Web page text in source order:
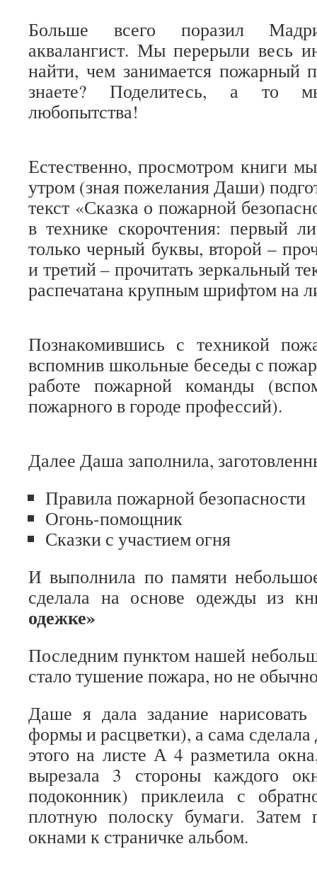
Больше всего поразил
аквалангист. Мы перерыли весь
найти, чем занимается пожарный
знаете? Поделитесь, а то
любопытства!
Естественно, просмотром книги
утром (зная пожелания Даши)
текст «Сказка о пожарной
в технике скорочтения: первый
только черный буквы, второй –
и третий – прочитать зеркальный
распечатана крупным шрифтом на
Познакомившись с техникой
вспомнив школьные беседы с
работе пожарной команды
пожарного в городе профессий).
Далее Даша заполнила,
Правила пожарной безопасности
Огонь-помощник
Сказки с участием огня
И выполнила по памяти
сделала на основе одежды из
одежке»
Последним пунктом нашей
стало тушение пожара, но не
Даше я дала задание
формы и расцветки), а сама
этого на листе А 4 разметила
вырезала 3 стороны каждого
подоконник) приклеила с
плотную полоску бумаги. Затем
окнами к страничке альбом.